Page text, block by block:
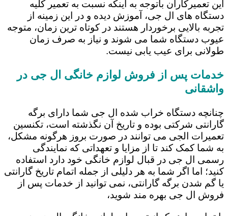
این تعمیرکاران باتوجه به اینکه نسبت به تعمیر کلیه
دستگاه های ال جی، آموزش دیده و در این زمینه از
تجربه بالایی برخوردار هستند در کوتاه ترین زمان، متوجه
عیوب دستگاه شما می شوند و نیاز به صرف زمان
طولانی برای عیب یابی نیست.
خدمات پس از فروش لوازم خانگی ال جی در
واشقانی
چنانچه دستگاه خراب شده ال جی شما دارای برگه
گارانتی شرکتی بوده و تاریخ آن نگذشته است، تکنسین
تعمیرات الجی می توانند در صورت بروز هرگونه مشکل،
به شما کمک کند تا از مزایا و تعهداتی که نمایندگی
رسمی ال جی در قبال لوازم خانگی خود دارد استفاده
کنید؛ اما اگر شما به هر دلیلی از جمله اتمام تاریخ گارانتی
یا گم شدن برگه گارانتی، نمی توانید از خدمات پس از
فروش ال جی بهره مند شوید،